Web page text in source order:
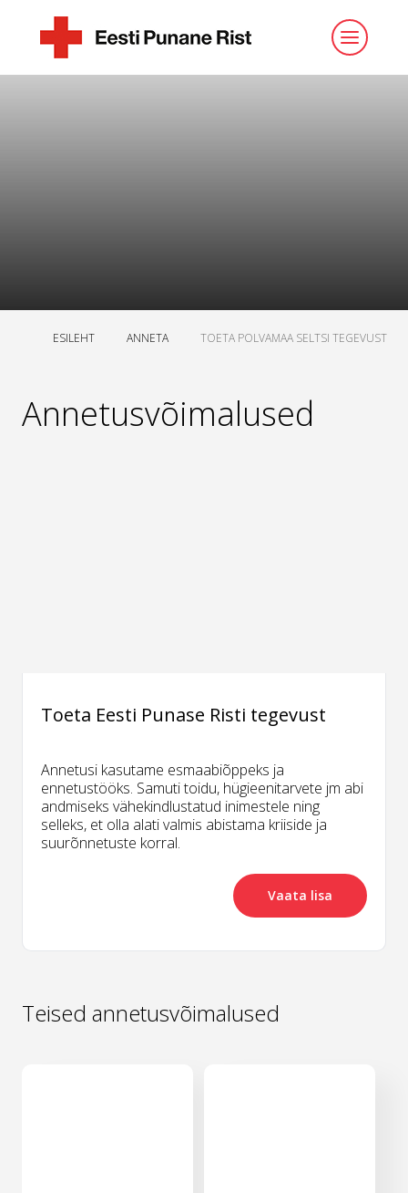
ESILEHT ANNETA TOETA POLVAMAA SELTSI TEGEVUST
Annetusvõimalused
Toeta Eesti Punase Risti tegevust
Annetusi kasutame esmaabiõppeks ja
ennetustööks. Samuti toidu, hügieenitarvete jm abi
andmiseks vähekindlustatud inimestele ning
selleks, et olla alati valmis abistama kriiside ja
suurõnnetuste korral.
Vaata lisa
Teised annetusvõimalused